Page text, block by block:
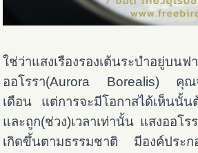
ใช่ว่าแสงเรืองรองเต้นระบำอยู่บน
ออโรรา(Aurora Borealis) คุณจ
เดือน แต่การจะมีโอกาสได้เห็นนั้น
และถูก(ช่วง)เวลาเท่านั้น แสงออโ
เกิดขึ้นตามธรรมชาติ มีองค์ประก